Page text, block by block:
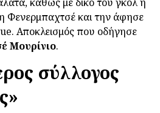
Φενερμπαχτσέ και την άφησε
Αποκλεισμός που οδήγησε
Μουρίνιο.
σύλλογος